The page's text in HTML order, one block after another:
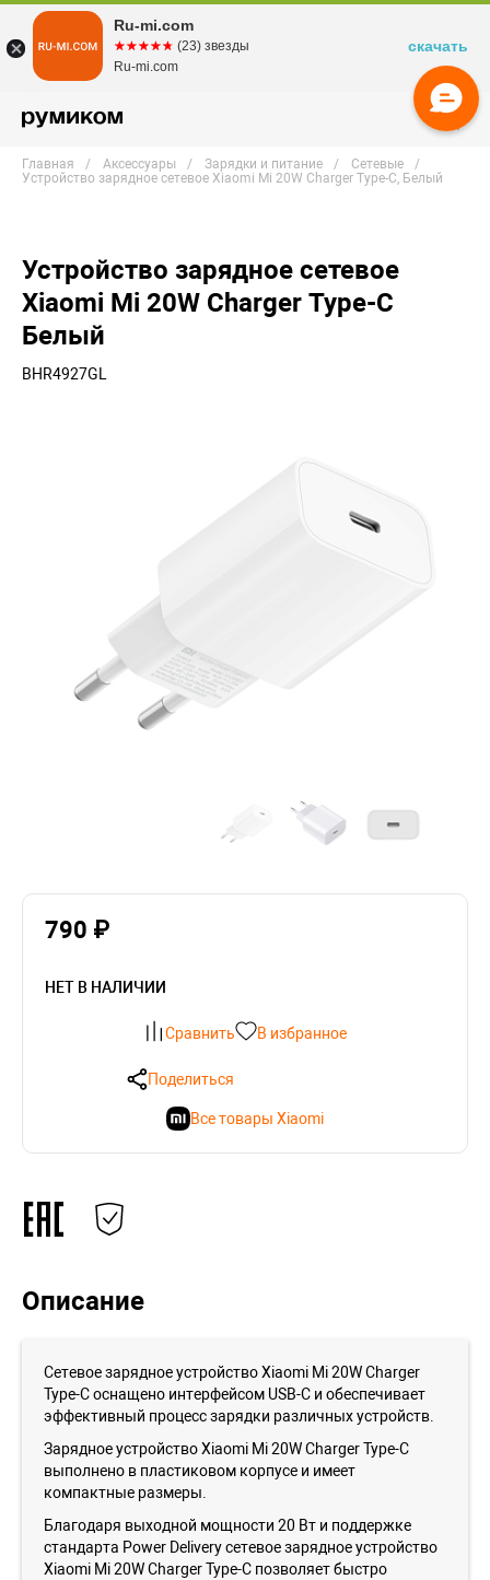
Главная Аксессуары Зарядки и питание
Сетевые
Устройство зарядное сетевое Xiaomi Mi 20W Charger Type-C, Белый
Устройство зарядное сетевое
Xiaomi Mi 20W Charger Type-C
Белый
BHR4927GL
790 ₽
НЕТ В НАЛИЧИИ
Сравнить В избранное
Поделиться
Все товары Xiaomi
Описание
Сетевое зарядное устройство Xiaomi Mi 20W Charger
Type-C оснащено интерфейсом USB-C и обеспечивает
эффективный процесс зарядки различных устройств.
Зарядное устройство Xiaomi Mi 20W Charger Type-C
выполнено в пластиковом корпусе и имеет
компактные размеры.
Благодаря выходной мощности 20 Вт и поддержке
стандарта Power Delivery сетевое зарядное устройство
Xiaomi Mi 20W Charger Type-C позволяет быстро
Ru-mi.com
☆☆☆☆☆
★★★★★ (23) звезды
Ru-mi.com
скачать